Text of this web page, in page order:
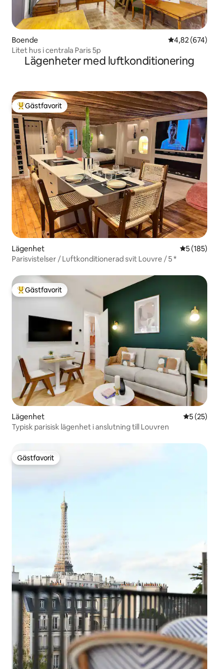
Boende 4,82 av 5 i
4,82 (674)
Litet hus i centrala Paris 5p
Lägenheter med luftkonditionering
Populär gästfavorit
Gästfavorit
Lägenhet 5 av 5 i
5 (185)
Parisvistelser / Luftkonditionerad svit Louvre / 5 *
Populär gästfavorit
Gästfavorit
Lägenhet 5 av 5 i
5 (25)
Typisk parisisk lägenhet i anslutning till Louvren
Gästfavorit
Gästfavorit